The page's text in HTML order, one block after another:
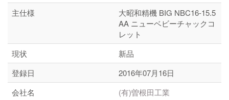
主仕様
大昭和精機 BIG NBC16-15.5
AA ニューベビーチャックコ
レット
現状
新品
登録日
2016年07月16日
会社名
(有)曽根田工業